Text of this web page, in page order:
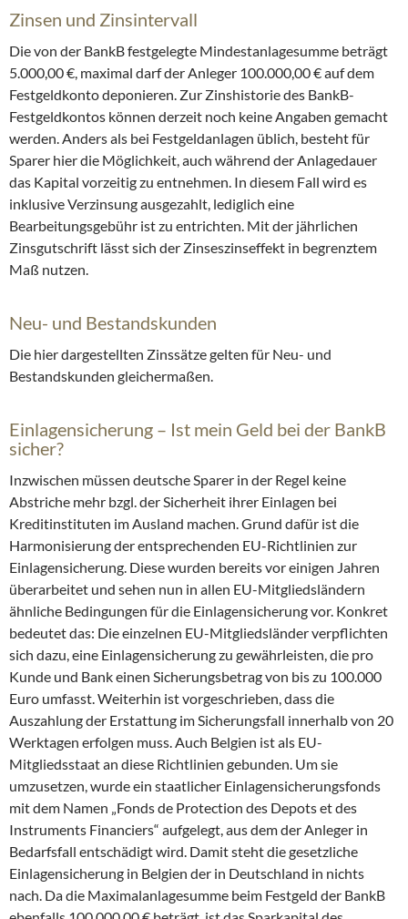
Zinsen und Zinsintervall
Die von der BankB festgelegte Mindestanlagesumme beträgt
5.000,00 €, maximal darf der Anleger 100.000,00 € auf dem
Festgeldkonto deponieren. Zur Zinshistorie des BankB-
Festgeldkontos können derzeit noch keine Angaben gemacht
werden. Anders als bei Festgeldanlagen üblich, besteht für
Sparer hier die Möglichkeit, auch während der Anlagedauer
das Kapital vorzeitig zu entnehmen. In diesem Fall wird es
inklusive Verzinsung ausgezahlt, lediglich eine
Bearbeitungsgebühr ist zu entrichten. Mit der jährlichen
Zinsgutschrift lässt sich der Zinseszinseffekt in begrenztem
Maß nutzen.
Neu- und Bestandskunden
Die hier dargestellten Zinssätze gelten für Neu- und
Bestandskunden gleichermaßen.
Einlagensicherung – Ist mein Geld bei der BankB
sicher?
Inzwischen müssen deutsche Sparer in der Regel keine
Abstriche mehr bzgl. der Sicherheit ihrer Einlagen bei
Kreditinstituten im Ausland machen. Grund dafür ist die
Harmonisierung der entsprechenden EU-Richtlinien zur
Einlagensicherung. Diese wurden bereits vor einigen Jahren
überarbeitet und sehen nun in allen EU-Mitgliedsländern
ähnliche Bedingungen für die Einlagensicherung vor. Konkret
bedeutet das: Die einzelnen EU-Mitgliedsländer verpflichten
sich dazu, eine Einlagensicherung zu gewährleisten, die pro
Kunde und Bank einen Sicherungsbetrag von bis zu 100.000
Euro umfasst. Weiterhin ist vorgeschrieben, dass die
Auszahlung der Erstattung im Sicherungsfall innerhalb von 20
Werktagen erfolgen muss. Auch Belgien ist als EU-
Mitgliedsstaat an diese Richtlinien gebunden. Um sie
umzusetzen, wurde ein staatlicher Einlagensicherungsfonds
mit dem Namen „Fonds de Protection des Depots et des
Instruments Financiers“ aufgelegt, aus dem der Anleger in
Bedarfsfall entschädigt wird. Damit steht die gesetzliche
Einlagensicherung in Belgien der in Deutschland in nichts
nach. Da die Maximalanlagesumme beim Festgeld der BankB